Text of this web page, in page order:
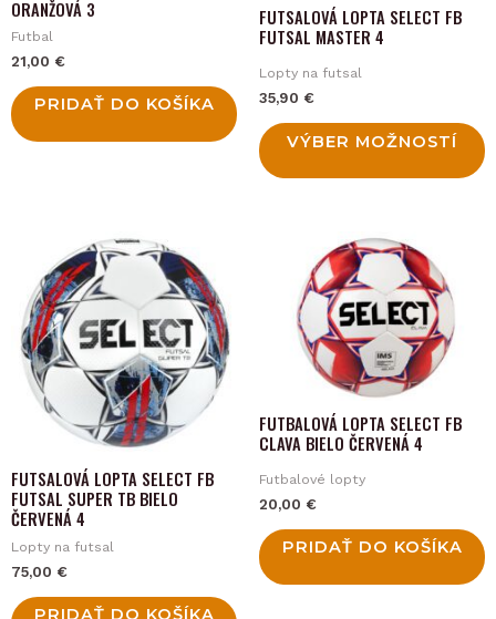
ORANŽOVÁ 3
Futbal
21,00 €
PRIDAŤ DO KOŠÍKA
FUTSALOVÁ LOPTA SELECT FB
FUTSAL MASTER 4
Lopty na futsal
35,90 €
VÝBER MOŽNOSTÍ
be
on
the
product
page
FUTSALOVÁ LOPTA SELECT FB
FUTSAL SUPER TB BIELO
ČERVENÁ 4
Lopty na futsal
75,00 €
PRIDAŤ DO KOŠÍKA
FUTBALOVÁ LOPTA SELECT FB
CLAVA BIELO ČERVENÁ 4
Futbalové lopty
20,00 €
PRIDAŤ DO KOŠÍKA